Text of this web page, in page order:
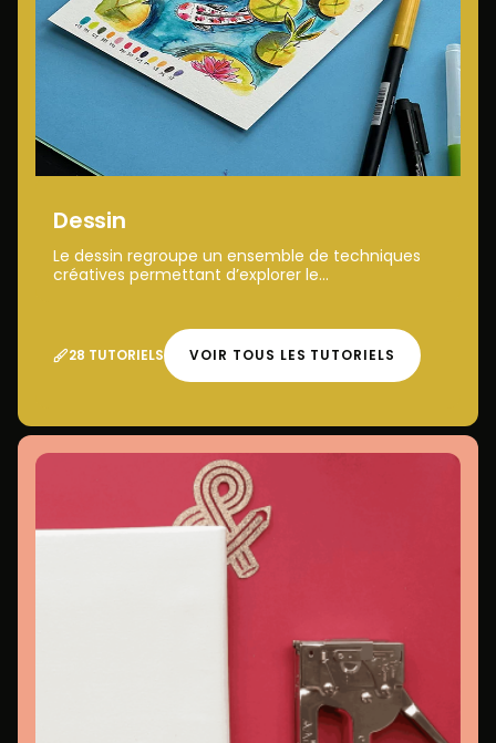
Dessin
Le dessin regroupe un ensemble de techniques
créatives permettant d’explorer le...
28 TUTORIELS VOIR TOUS LES TUTORIELS